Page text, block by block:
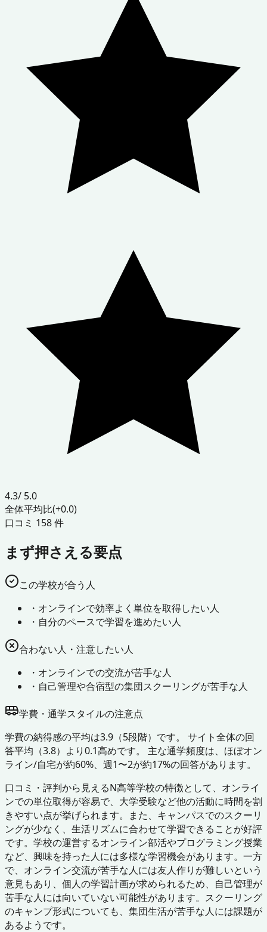
4.3/ 5.0
全体平均比(+0.0)
口コミ 158件
まず押さえる要点
この学校が合う人
・ オンラインで効率よく単位を取得したい人
・ 自分のペースで学習を進めたい人
合わない人・注意したい人
・ オンラインでの交流が苦手な人
・ 自己管理や合宿型の集団スクーリングが苦手な人
学費・通学スタイルの注意点
学費の納得感の平均は3.9（5段階）です。 サイト全体の回
答平均（3.8）より0.1高めです。 主な通学頻度は、ほぼオン
ライン/自宅が約60%、週1〜2が約17%の回答があります。
口コミ・評判から見えるN高等学校の特徴として、オンライ
ンでの単位取得が容易で、大学受験など他の活動に時間を割
きやすい点が挙げられます。また、キャンパスでのスクーリ
ングが少なく、生活リズムに合わせて学習できることが好評
です。学校の運営するオンライン部活やプログラミング授業
など、興味を持った人には多様な学習機会があります。一方
で、オンライン交流が苦手な人には友人作りが難しいという
意見もあり、個人の学習計画が求められるため、自己管理が
苦手な人には向いていない可能性があります。スクーリング
のキャンプ形式についても、集団生活が苦手な人には課題が
あるようです。